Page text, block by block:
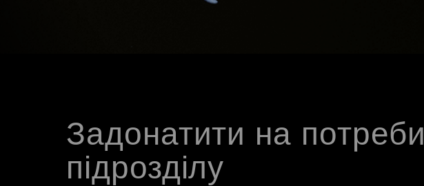
Задонатити на потреби
підрозділу